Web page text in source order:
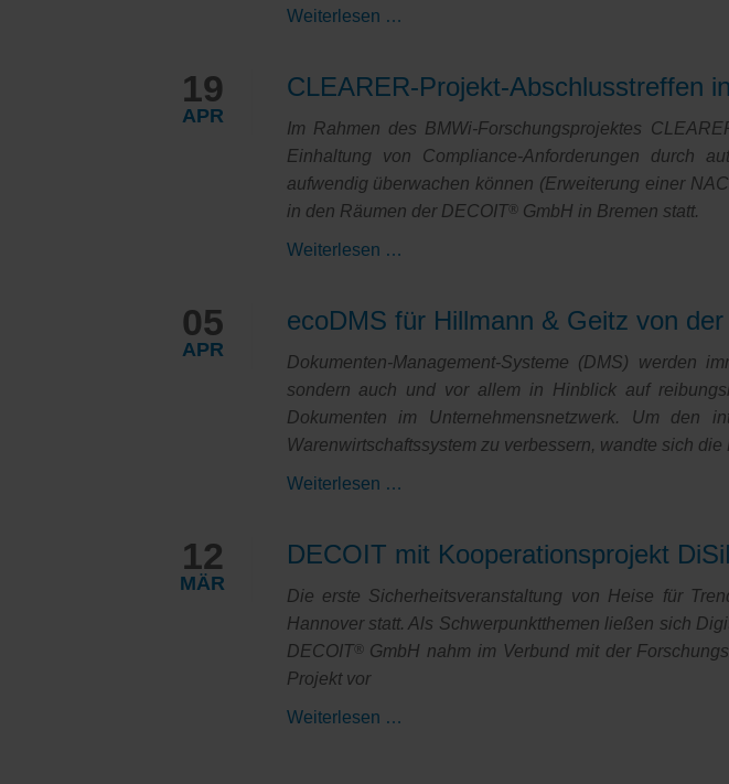
Weiterlesen …
Detken:
Mit
oder
ohne
ISDN
und
wachsen
zusammen
19
APR
CLEARER-Projekt-Abschlusstreffen
Im Rahmen des BMWi-Forschungsprojektes
Einhaltung von Compliance‐Anforderungen durch
aufwendig überwachen können (Erweiterung einer
in den Räumen der DECOIT® GmbH in Bremen statt.
Weiterlesen …
in
Bremen
05
APR
ecoDMS für Hillmann & Geitz von
Dokumenten-Management-Systeme (DMS) werden
sondern auch und vor allem in Hinblick auf
Dokumenten im Unternehmensnetzwerk. Um den
Warenwirtschaftssystem zu verbessern, wandte sich
Weiterlesen …
&
Geitz
von
der
12
MÄR
DECOIT mit Kooperationsprojekt
Die erste Sicherheitsveranstaltung von Heise für
Hannover statt. Als Schwerpunktthemen ließen sich
DECOIT®
GmbH nahm im Verbund mit der
Projekt vor
Weiterlesen …